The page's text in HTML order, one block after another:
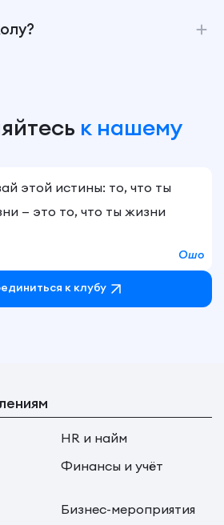
к нашему
этой истины: то, что ты
— это то, что ты жизни
Ошо
к клубу
HR и найм
Финансы и учёт
Бизнес-мероприятия